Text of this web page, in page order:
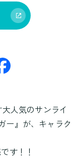
人気のサンライ
ー』が、キャラク
す！！